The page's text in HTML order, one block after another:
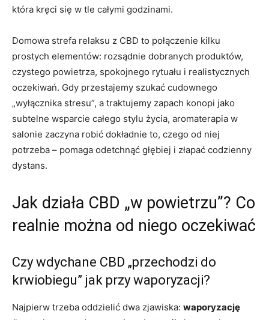
która kręci się w tle całymi godzinami.
Domowa strefa relaksu z CBD to połączenie kilku
prostych elementów: rozsądnie dobranych produktów,
czystego powietrza, spokojnego rytuału i realistycznych
oczekiwań. Gdy przestajemy szukać cudownego
„wyłącznika stresu”, a traktujemy zapach konopi jako
subtelne wsparcie całego stylu życia, aromaterapia w
salonie zaczyna robić dokładnie to, czego od niej
potrzeba – pomaga odetchnąć głębiej i złapać codzienny
dystans.
Jak działa CBD „w powietrzu”? Co
realnie można od niego oczekiwać
Czy wdychane CBD „przechodzi do
krwiobiegu” jak przy waporyzacji?
Najpierw trzeba oddzielić dwa zjawiska: waporyzację